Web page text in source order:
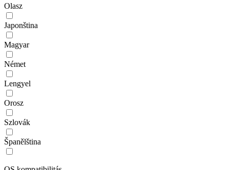
Olasz
Japonština
Magyar
Német
Lengyel
Orosz
Szlovák
Španělština